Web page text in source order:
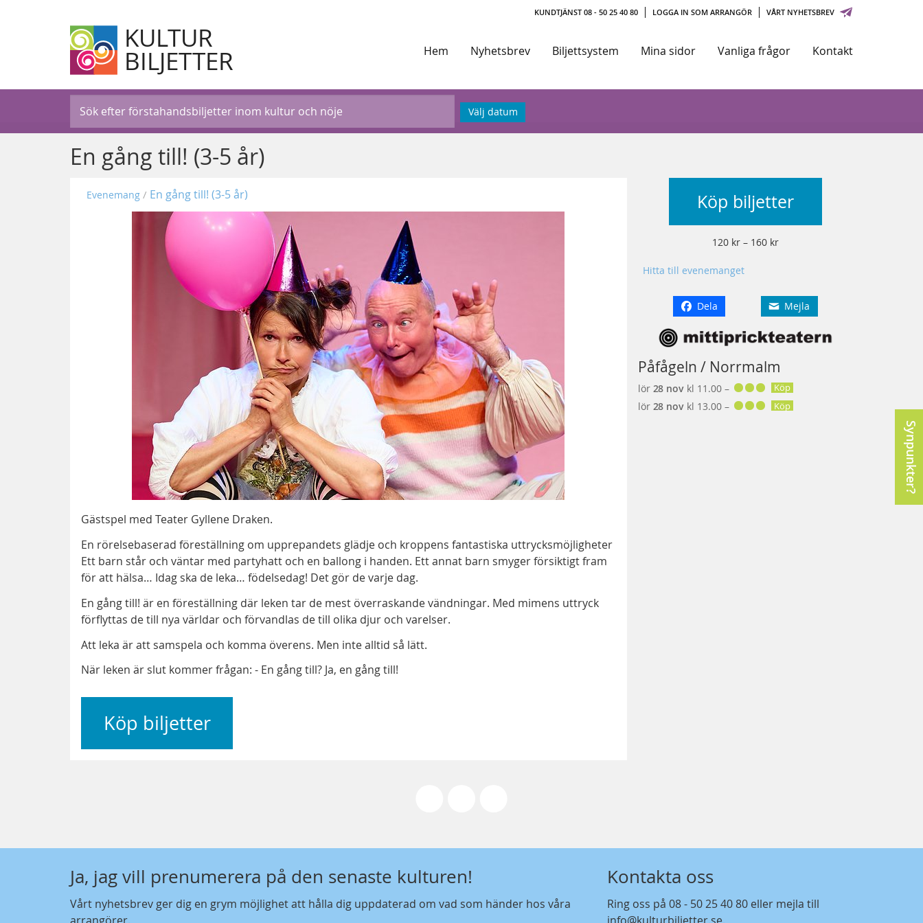
KUNDTJÄNST 08 - 50 25 40 80 LOGGA IN SOM ARRANGÖR VÅRT NYHETSBREV
KULTUR
BILJETTER Hem Nyhetsbrev Biljettsystem Mina sidor Vanliga frågor Kontakt
Välj datum
En gång till! (3-5 år)
Köp biljetter
120 kr – 160 kr
Hitta till evenemanget
Dela Mejla
Påfågeln / Norrmalm
lör 28 novkl 11.00 – Köp
lör 28 novkl 13.00 – Köp
Evenemang En gång till! (3-5 år)
Gästspel med Teater Gyllene Draken.
En rörelsebaserad föreställning om upprepandets glädje och kroppens fantastiska uttrycksmöjligheter
Ett barn står och väntar med partyhatt och en ballong i handen. Ett annat barn smyger försiktigt fram
för att hälsa… Idag ska de leka… födelsedag! Det gör de varje dag.
En gång till! är en föreställning där leken tar de mest överraskande vändningar. Med mimens uttryck
förflyttas de till nya världar och förvandlas de till olika djur och varelser.
Att leka är att samspela och komma överens. Men inte alltid så lätt.
När leken är slut kommer frågan: - En gång till? Ja, en gång till!
Köp biljetter
Ja, jag vill prenumerera på den senaste kulturen!
Vårt nyhetsbrev ger dig en grym möjlighet att hålla dig uppdaterad om vad som händer hos våra
Kontakta oss
Ring oss på08 - 50 25 40 80 eller mejla till
Synpunkter?